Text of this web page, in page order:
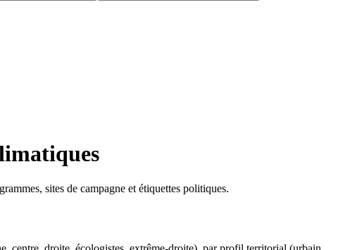
sites de campagne et étiquettes politiques.